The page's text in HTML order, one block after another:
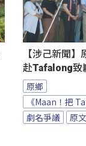
【涉己新聞
赴Tafalong致
原鄉
《Maan！把
劇名爭議
原